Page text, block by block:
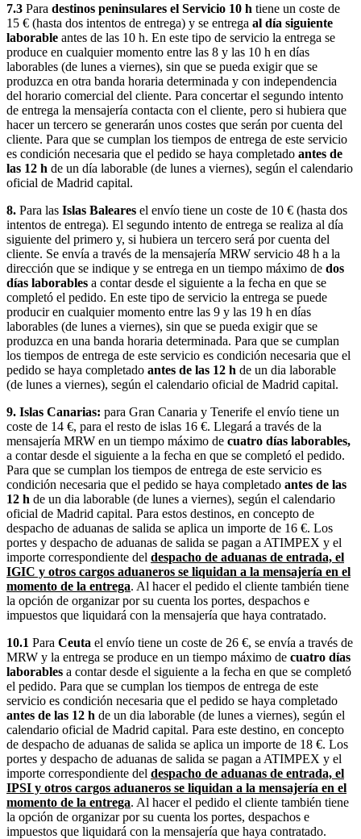
7.3 Para destinos peninsulares el Servicio 10 h tiene un coste de
15 € (hasta dos intentos de entrega) y se entrega al día siguiente
laborable antes de las 10 h. En este tipo de servicio la entrega se
produce en cualquier momento entre las 8 y las 10 h en días
laborables (de lunes a viernes), sin que se pueda exigir que se
produzca en otra banda horaria determinada y con independencia
del horario comercial del cliente. Para concertar el segundo intento
de entrega la mensajería contacta con el cliente, pero si hubiera que
hacer un tercero se generarán unos costes que serán por cuenta del
cliente. Para que se cumplan los tiempos de entrega de este servicio
es condición necesaria que el pedido se haya completado antes de
las 12 h de un día laborable (de lunes a viernes), según el calendario
oficial de Madrid capital.
8. Para las Islas Baleares el envío tiene un coste de 10 € (hasta dos
intentos de entrega). El segundo intento de entrega se realiza al día
siguiente del primero y, si hubiera un tercero será por cuenta del
cliente. Se envía a través de la mensajería MRW servicio 48 h a la
dirección que se indique y se entrega en un tiempo máximo de dos
días laborables a contar desde el siguiente a la fecha en que se
completó el pedido. En este tipo de servicio la entrega se puede
producir en cualquier momento entre las 9 y las 19 h en días
laborables (de lunes a viernes), sin que se pueda exigir que se
produzca en una banda horaria determinada. Para que se cumplan
los tiempos de entrega de este servicio es condición necesaria que el
pedido se haya completado antes de las 12 h de un dia laborable
(de lunes a viernes), según el calendario oficial de Madrid capital.
9. Islas Canarias: para Gran Canaria y Tenerife el envío tiene un
coste de 14 €, para el resto de islas 16 €. Llegará a través de la
mensajería MRW en un tiempo máximo de cuatro días laborables,
a contar desde el siguiente a la fecha en que se completó el pedido.
Para que se cumplan los tiempos de entrega de este servicio es
condición necesaria que el pedido se haya completado antes de las
12 h de un dia laborable (de lunes a viernes), según el calendario
oficial de Madrid capital. Para estos destinos, en concepto de
despacho de aduanas de salida se aplica un importe de 16 €. Los
portes y despacho de aduanas de salida se pagan a ATIMPEX y el
importe correspondiente del despacho de aduanas de entrada, el
IGIC y otros cargos aduaneros se liquidan a la mensajería en el
momento de la entrega. Al hacer el pedido el cliente también tiene
la opción de organizar por su cuenta los portes, despachos e
impuestos que liquidará con la mensajería que haya contratado.
10.1 Para Ceuta el envío tiene un coste de 26 €, se envía a través de
MRW y la entrega se produce en un tiempo máximo de cuatro días
laborables a contar desde el siguiente a la fecha en que se completó
el pedido. Para que se cumplan los tiempos de entrega de este
servicio es condición necesaria que el pedido se haya completado
antes de las 12 h de un dia laborable (de lunes a viernes), según el
calendario oficial de Madrid capital. Para este destino, en concepto
de despacho de aduanas de salida se aplica un importe de 18 €. Los
portes y despacho de aduanas de salida se pagan a ATIMPEX y el
importe correspondiente del despacho de aduanas de entrada, el
IPSI y otros cargos aduaneros se liquidan a la mensajería en el
momento de la entrega. Al hacer el pedido el cliente también tiene
la opción de organizar por su cuenta los portes, despachos e
impuestos que liquidará con la mensajería que haya contratado.